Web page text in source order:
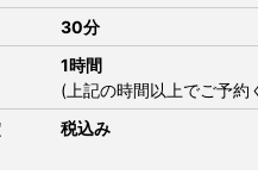
30分
1時間
(上記の時間以上でご予約
税込み